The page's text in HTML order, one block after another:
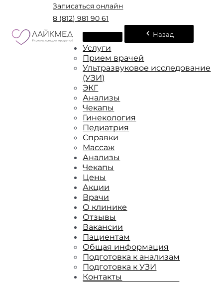
Записаться онлайн
8 (812) 981 90 61
Назад
Услуги
Прием врачей
Ультразвуковое исследование
(УЗИ)
ЭКГ
Анализы
Чекапы
Гинекология
Педиатрия
Справки
Массаж
Анализы
Чекапы
Цены
Акции
Врачи
О клинике
Отзывы
Вакансии
Пациентам
Общая информация
Подготовка к анализам
Подготовка к УЗИ
Контакты